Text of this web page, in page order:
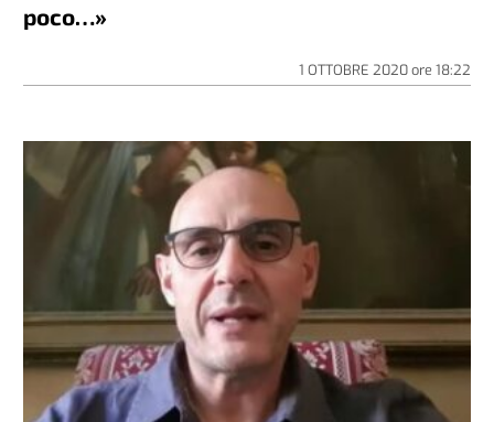
poco…»
1 OTTOBRE 2020ore 18:22